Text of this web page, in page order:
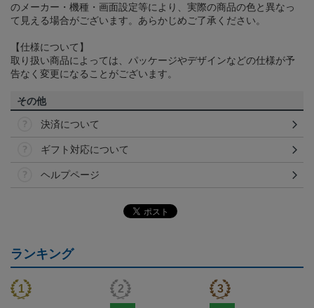
のメーカー・機種・画面設定等により、実際の商品の色と異なっ
て見える場合がございます。あらかじめご了承ください。
【仕様について】
取り扱い商品によっては、パッケージやデザインなどの仕様が予
告なく変更になることがございます。
その他
決済について
ギフト対応について
ヘルプページ
ランキング